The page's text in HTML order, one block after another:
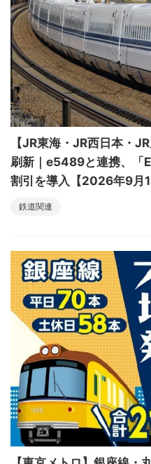
【JR東海・JR西日本・
刷新｜e5489と連携、「
割引を導入【2026年9月
鉄道関連